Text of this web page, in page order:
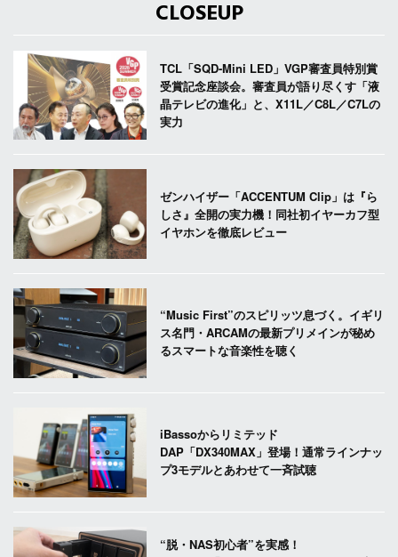
CLOSEUP
TCL「SQD-Mini LED」VGP審査員特別賞
受賞記念座談会。審査員が語り尽くす「液
晶テレビの進化」と、X11L／C8L／C7Lの
実力
ゼンハイザー「ACCENTUM Clip」は『ら
しさ』全開の実力機！同社初イヤーカフ型
イヤホンを徹底レビュー
“Music First”のスピリッツ息づく。イギリ
ス名門・ARCAMの最新プリメインが秘め
るスマートな音楽性を聴く
iBassoからリミテッド
DAP「DX340MAX」登場！通常ラインナッ
プ3モデルとあわせて一斉試聴
“脱・NAS初心者”を実感！